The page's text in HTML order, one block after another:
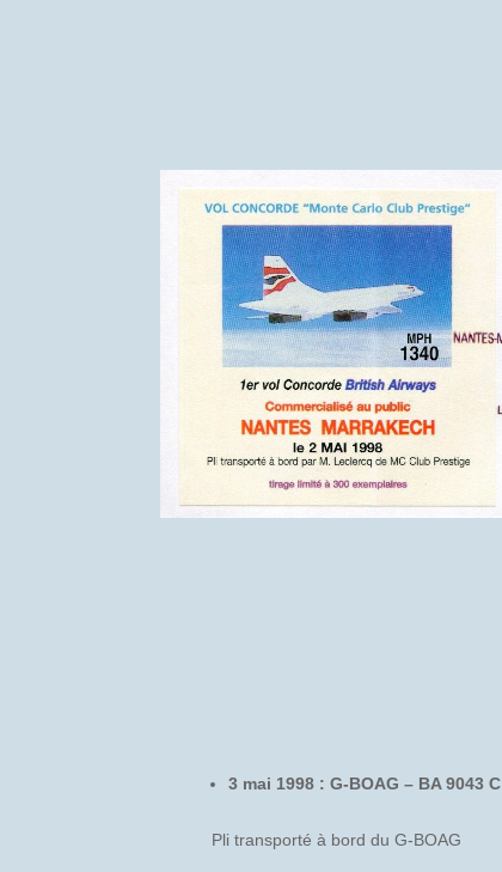
3 mai 1998 : G-BOAG – BA 9043
Pli transporté à bord du G-BOAG